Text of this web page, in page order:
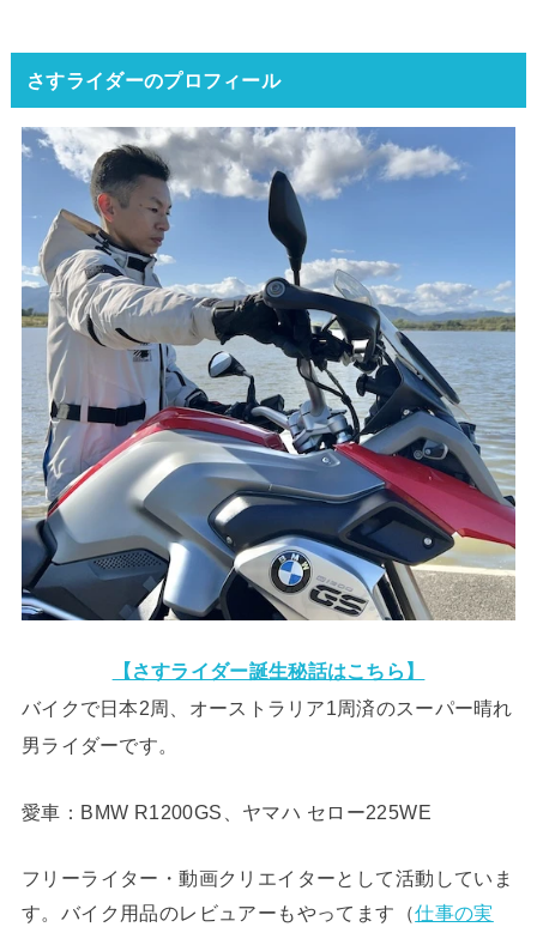
さすライダーのプロフィール
【さすライダー誕生秘話はこちら】
バイクで日本2周、オーストラリア1周済のスーパー晴れ
男ライダーです。
愛車：BMW R1200GS、ヤマハ セロー225WE
フリーライター・動画クリエイターとして活動していま
す。バイク用品のレビュアーもやってます（仕事の実